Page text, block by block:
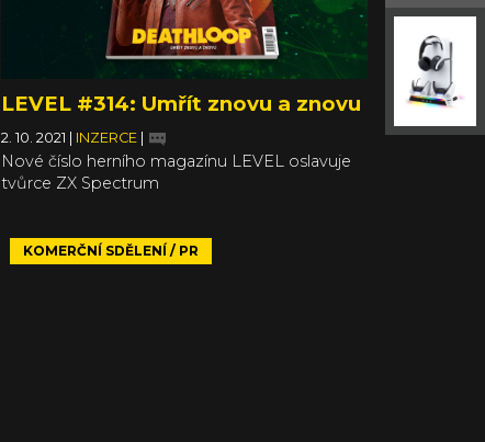
LEVEL #314: Umřít znovu a znovu
2. 10. 2021 INZERCE
Nové číslo herního magazínu LEVEL oslavuje
tvůrce ZX Spectrum
KOMERČNÍ SDĚLENÍ / PR